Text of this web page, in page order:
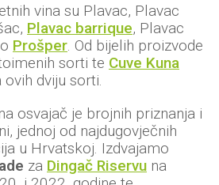
vina su Plavac, Plavac
Plavac barrique, Plavac
Prošper . Od bijelih proizvode
sorti te Cuve Kuna
dviju sorti.
osvajač je brojnih priznanja i
jednoj od najdugovječnih
u Hrvatskoj. Izdvajamo
za Dingač Riservu na